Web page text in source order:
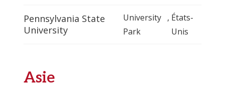
Pennsylvania State
University
University
Park
, États-
Unis
Asie